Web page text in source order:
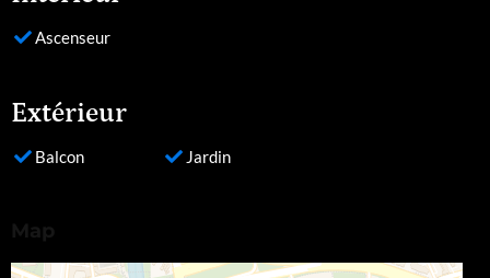
Ascenseur
Extérieur
Balcon Jardin